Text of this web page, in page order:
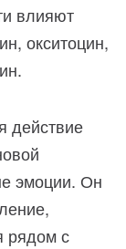
влияют
окситоцин,
действие
эмоции. Он
рядом с